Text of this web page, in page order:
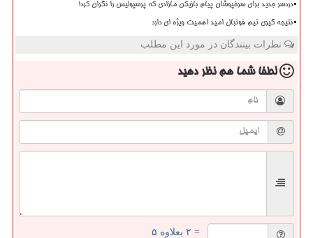
دردسر جدید برای سرخپوشان پیام بازیکن مازادی که پرسپولیس را نگران کرد!
نتیجه گیری تیم فوتبال امید اهمیت ویژه ای دارد
نظرات بینندگان در مورد این مطلب
لطفا شما همنظر دهید
= ۲ بعلاوه ۵